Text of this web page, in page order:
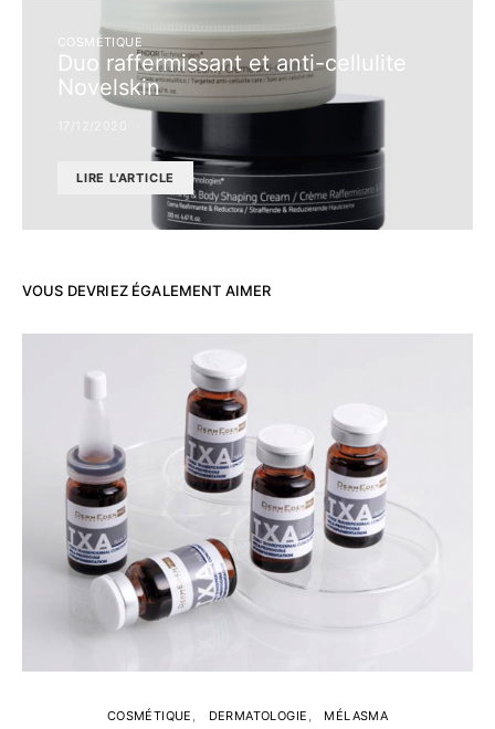
COSMÉTIQUE
Duo raffermissant et anti-cellulite
Novelskin
LIRE L'ARTICLE
VOUS DEVRIEZ ÉGALEMENT AIMER
COSMÉTIQUE DERMATOLOGIE MÉLASMA